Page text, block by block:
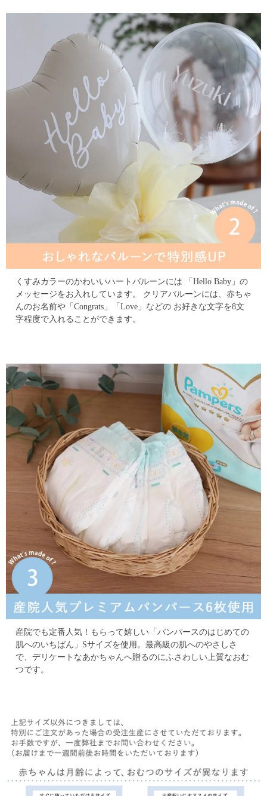
くすみカラーのかわいいハートバルーンには 「Hello Baby」の
メッセージをお入れしています。
クリアバルーンには、赤ちゃ
んのお名前や「Congrats」「Love」などの お好きな文字を8文
字程度で入れることができます。
産院でも定番人気！もらって嬉しい「パンパースのはじめての
肌へのいちばん」Sサイズを使用。 最高級の肌へのやさしさ
で、デリケートなあかちゃんへ贈るのにふさわしい上質なおむ
つです。